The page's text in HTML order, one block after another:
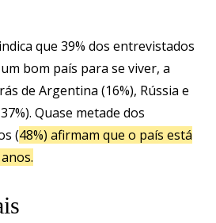
que 39% dos entrevistados
bom país para se viver, a
de Argentina (16%), Rússia e
Quase metade dos
(48%) afirmam que o país está